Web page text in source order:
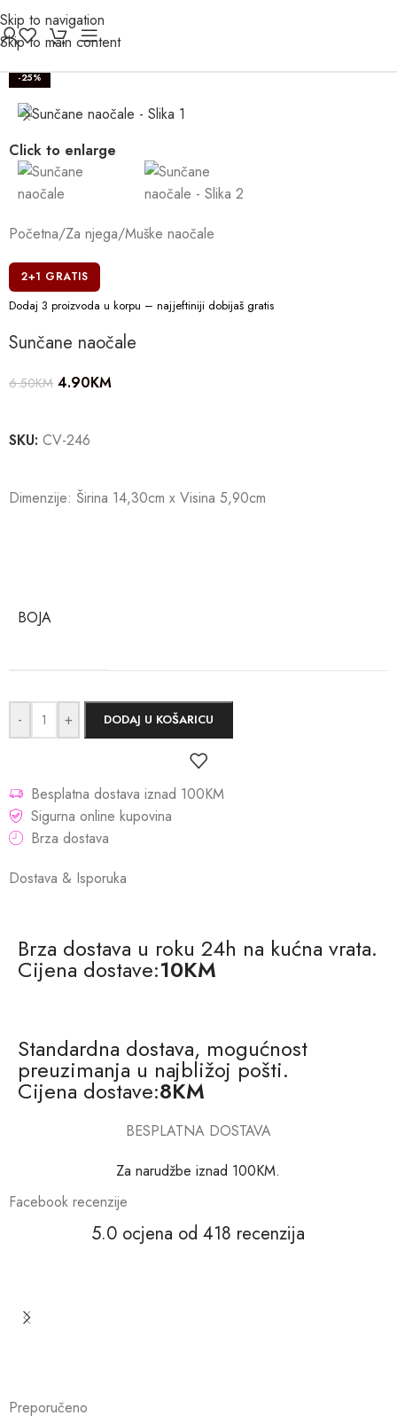
Skip to navigation
Skip to main content
-25%
Click to enlarge
Početna/Za njega/Muške naočale
2+1 GRATIS
Dodaj 3 proizvoda u korpu – najjeftiniji dobijaš gratis
Sunčane naočale
6.50KM 4.90KM
SKU: CV-246
Dimenzije: Širina 14,30cm x Visina 5,90cm
BOJA
- + DODAJ U KOŠARICU
Besplatna dostava iznad 100KM
Sigurna online kupovina
Brza dostava
Dostava & Isporuka
Brza dostava u roku 24h na kućna vrata.
Cijena dostave:10KM
Standardna dostava, mogućnost
preuzimanja u najbližoj pošti.
Cijena dostave:8KM
BESPLATNA DOSTAVA
Za narudžbe iznad 100KM.
Facebook recenzije
5.0 ocjena od 418 recenzija
Preporučeno